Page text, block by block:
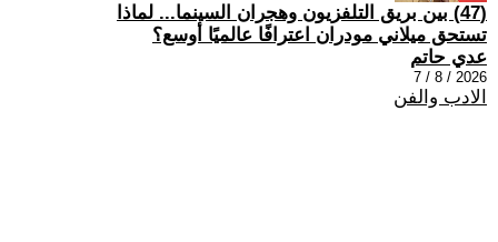
(47) بين بريق التلفزيون وهجران السينما... لماذا
تستحق ميلاني مودران اعترافًا عالميًا أوسع؟
عدي حاتم
2026 / 8 / 7
الادب والفن